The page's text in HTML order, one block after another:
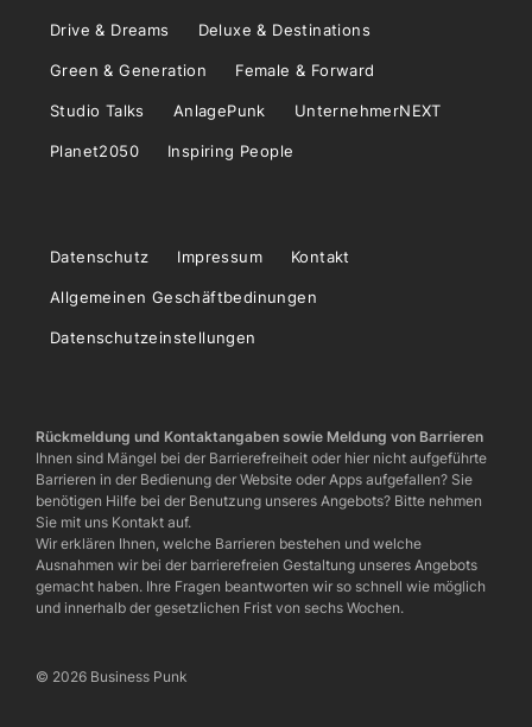
Drive & Dreams Deluxe & Destinations
Green & Generation Female & Forward
Studio Talks AnlagePunk UnternehmerNEXT
Planet2050 Inspiring People
Datenschutz Impressum Kontakt
Allgemeinen Geschäftbedinungen
Datenschutzeinstellungen
Rückmeldung und Kontaktangaben sowie Meldung von Barrieren
Ihnen sind Mängel bei der Barrierefreiheit oder hier nicht aufgeführte
Barrieren in der Bedienung der Website oder Apps aufgefallen? Sie
benötigen Hilfe bei der Benutzung unseres Angebots? Bitte nehmen
Sie mit uns Kontakt auf.
Wir erklären Ihnen, welche Barrieren bestehen und welche
Ausnahmen wir bei der barrierefreien Gestaltung unseres Angebots
gemacht haben. Ihre Fragen beantworten wir so schnell wie möglich
und innerhalb der gesetzlichen Frist von sechs Wochen.
© 2026 Business Punk